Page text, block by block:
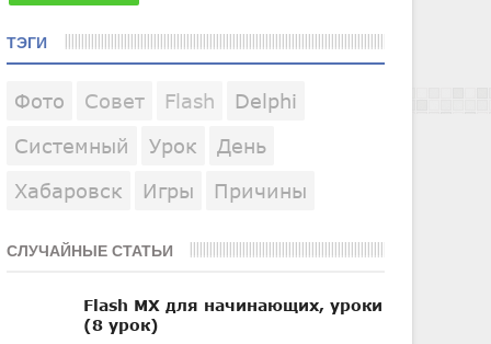
ТЭГИ
Фото Совет Flash
Delphi
Системный
Урок
День
Хабаровск
Игры Причины
СЛУЧАЙНЫЕ СТАТЬИ
Flash MX для начинающих, уроки
(8 урок)